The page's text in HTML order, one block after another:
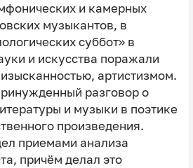
и камерных
музыкантов, в
суббот» в
и искусства поражали
артистизмом.
разговор о
и музыки в поэтике
произведения.
приемами анализа
причём делал это